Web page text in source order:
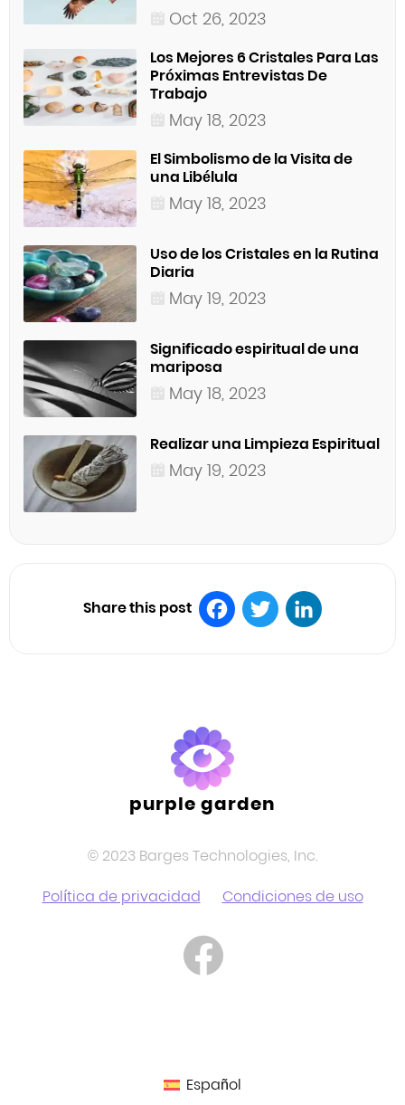
Oct 26, 2023
Los Mejores 6 Cristales Para Las
Próximas Entrevistas De
Trabajo
May 18, 2023
El Simbolismo de la Visita de
una Libélula
May 18, 2023
Uso de los Cristales en la Rutina
Diaria
May 19, 2023
Significado espiritual de una
mariposa
May 18, 2023
Realizar una Limpieza Espiritual
May 19, 2023
Share this post
purple garden
© 2023 Barges Technologies, Inc.
Política de privacidad
Condiciones de uso
Español